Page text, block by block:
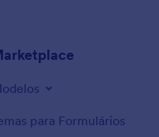
para Formulários